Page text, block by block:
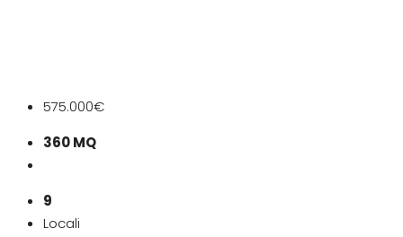
575.000€
360 MQ
9
Locali